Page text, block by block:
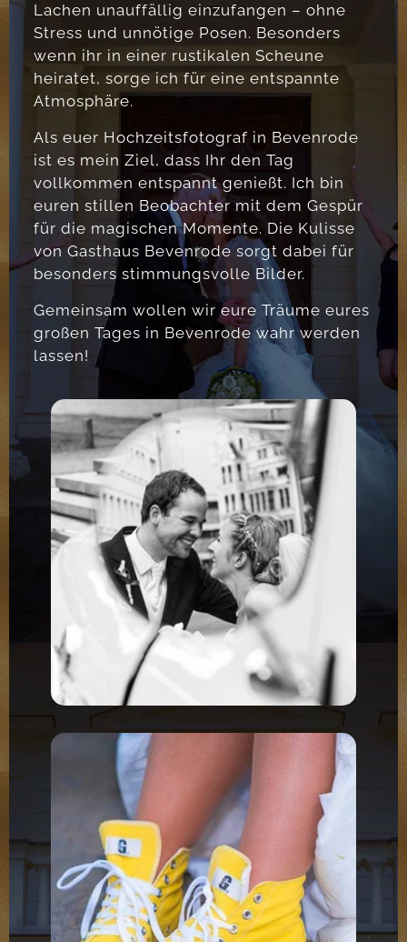
Lachen unauffällig einzufangen – ohne
Stress und unnötige Posen. Besonders
wenn ihr in einer rustikalen Scheune
heiratet, sorge ich für eine entspannte
Atmosphäre.
Als euer Hochzeitsfotograf in Bevenrode
ist es mein Ziel, dass Ihr den Tag
vollkommen entspannt genießt. Ich bin
euren stillen Beobachter mit dem Gespür
für die magischen Momente. Die Kulisse
von Gasthaus Bevenrode sorgt dabei für
besonders stimmungsvolle Bilder.
Gemeinsam wollen wir eure Träume eures
großen Tages in Bevenrode wahr werden
lassen!